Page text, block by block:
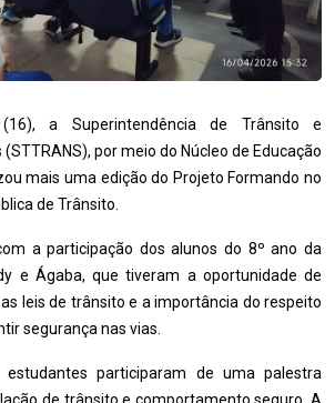
a Superintendência de Trânsito e
por meio do Núcleo de Educação
mais uma edição do Projeto Formando no
de Trânsito.
a participação dos alunos do 8º ano da
e Ágaba, que tiveram a oportunidade de
leis de trânsito e a importância do respeito
segurança nas vias.
participaram de uma palestra